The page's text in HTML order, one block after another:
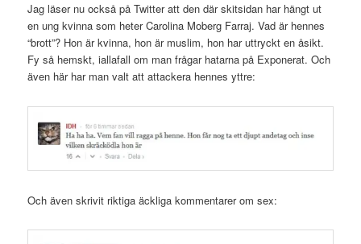
Jag läser nu också på Twitter att den där skitsidan har hängt ut
en ung kvinna som heter Carolina Moberg Farraj. Vad är hennes
“brott”? Hon är kvinna, hon är muslim, hon har uttryckt en åsikt.
Fy så hemskt, iallafall om man frågar hatarna på Exponerat. Och
även här har man valt att attackera hennes yttre:
Och även skrivit riktiga äckliga kommentarer om sex: